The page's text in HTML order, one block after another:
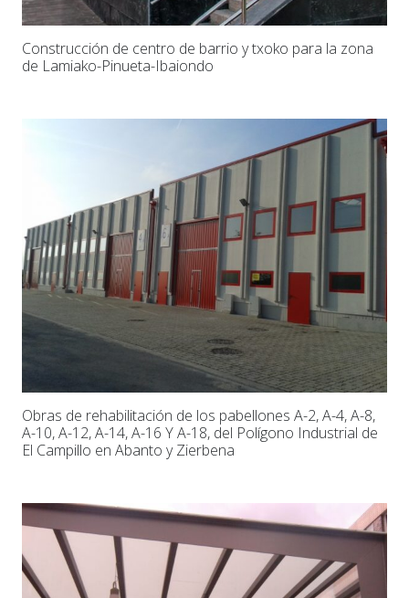
Construcción de centro de barrio y txoko para la zona
de Lamiako-Pinueta-Ibaiondo
Obras de rehabilitación de los pabellones A-2, A-4, A-8,
A-10, A-12, A-14, A-16 Y A-18, del Polígono Industrial de
El Campillo en Abanto y Zierbena